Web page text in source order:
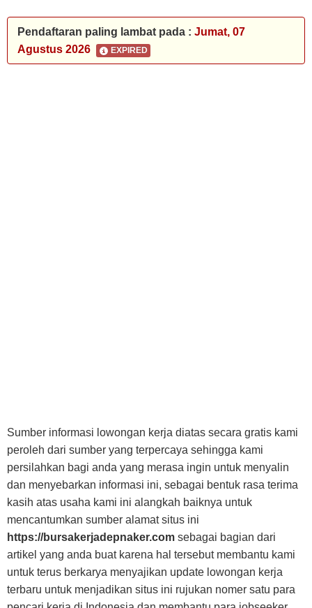
Pendaftaran paling lambat pada : Jumat, 07
Agustus 2026
EXPIRED
Sumber informasi lowongan kerja diatas secara gratis kami
peroleh dari sumber yang terpercaya sehingga kami
persilahkan bagi anda yang merasa ingin untuk menyalin
dan menyebarkan informasi ini, sebagai bentuk rasa terima
kasih atas usaha kami ini alangkah baiknya untuk
mencantumkan sumber alamat situs ini
https://bursakerjadepnaker.com sebagai bagian dari
artikel yang anda buat karena hal tersebut membantu kami
untuk terus berkarya menyajikan update lowongan kerja
terbaru untuk menjadikan situs ini rujukan nomer satu para